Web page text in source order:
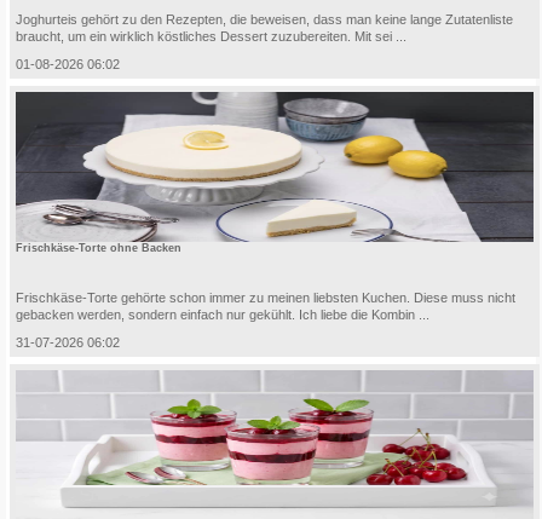
Joghurteis gehört zu den Rezepten, die beweisen, dass man keine lange Zutatenliste
braucht, um ein wirklich köstliches Dessert zuzubereiten. Mit sei ...
01-08-2026 06:02
Frischkäse-Torte ohne Backen
Frischkäse-Torte gehörte schon immer zu meinen liebsten Kuchen. Diese muss nicht
gebacken werden, sondern einfach nur gekühlt. Ich liebe die Kombin ...
31-07-2026 06:02